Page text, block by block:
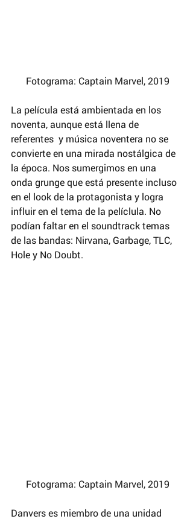
Fotograma: Captain Marvel, 2019
La película está ambientada en los
noventa, aunque está llena de
referentes  y música noventera no se
convierte en una mirada nostálgica de
la época. Nos sumergimos en una
onda grunge que está presente incluso
en el look de la protagonista y logra
influir en el tema de la pelíclula. No
podían faltar en el soundtrack temas
de las bandas: Nirvana, Garbage, TLC,
Hole y No Doubt.
Fotograma: Captain Marvel, 2019
Danvers es miembro de una unidad